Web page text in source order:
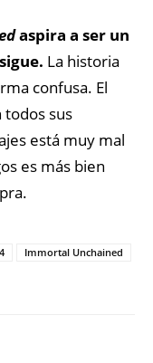
aspira a ser un
La historia
confusa. El
sus
está muy mal
es más bien
Immortal Unchained